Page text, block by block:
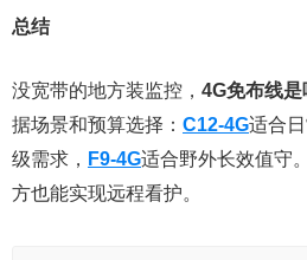
总结
没宽带的地方装监控， 4G免布线
据场景和预算选择： C12-4G适合日
级需求， F9-4G适合野外长效值守
方也能实现远程看护。